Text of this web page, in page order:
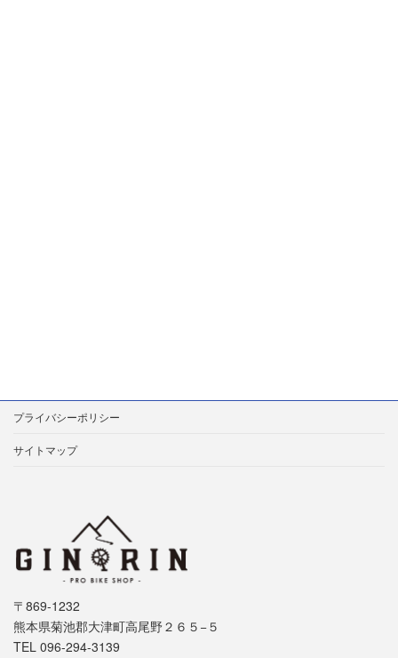
プライバシーポリシー
サイトマップ
〒869-1232
熊本県菊池郡大津町高尾野２６５−５
TEL 096-294-3139